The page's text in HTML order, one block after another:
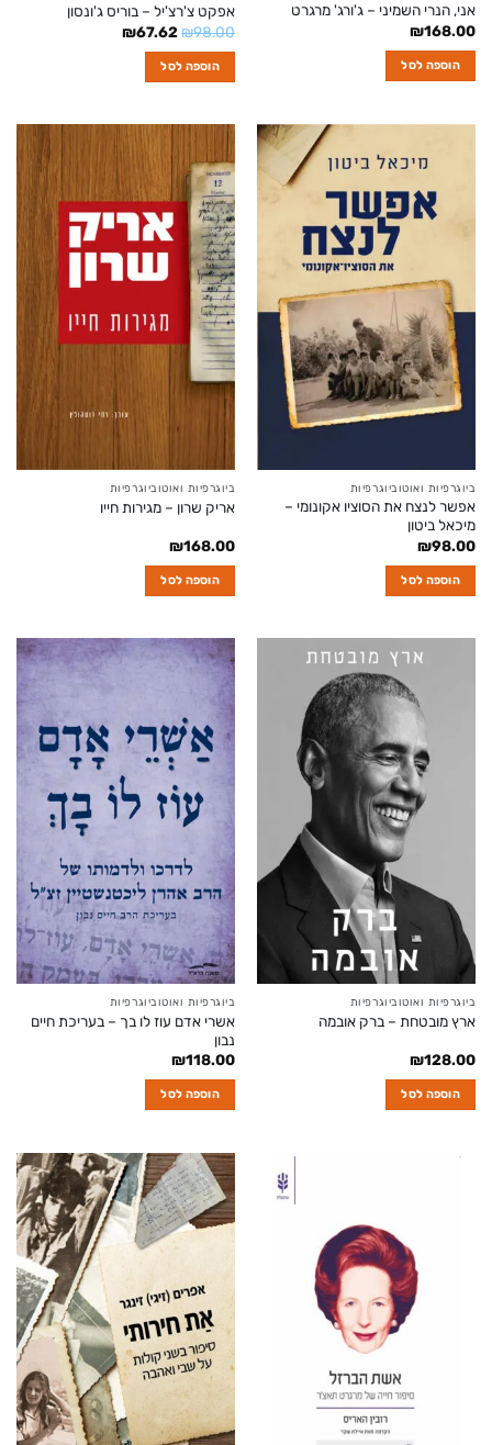
אני, הנרי השמיני – ג'ורג' מרגרט
₪168.00
הוספה לסל
אפקט צ'רצ'יל – בוריס ג'ונסון
₪98.00
המחיר
היה:
₪98.00.
₪67.62
המחיר
הוספה לסל
ביוגרפיות ואוטוביוגרפיות
אפשר לנצח את הסוציו אקונומי –
מיכאל ביטון
₪98.00
הוספה לסל
ביוגרפיות ואוטוביוגרפיות
אריק שרון – מגירות חייו
₪168.00
הוספה לסל
ביוגרפיות ואוטוביוגרפיות
ארץ מובטחת – ברק אובמה
₪128.00
הוספה לסל
ביוגרפיות ואוטוביוגרפיות
אשרי אדם עוז לו בך – בעריכת חיים
נבון
₪118.00
הוספה לסל